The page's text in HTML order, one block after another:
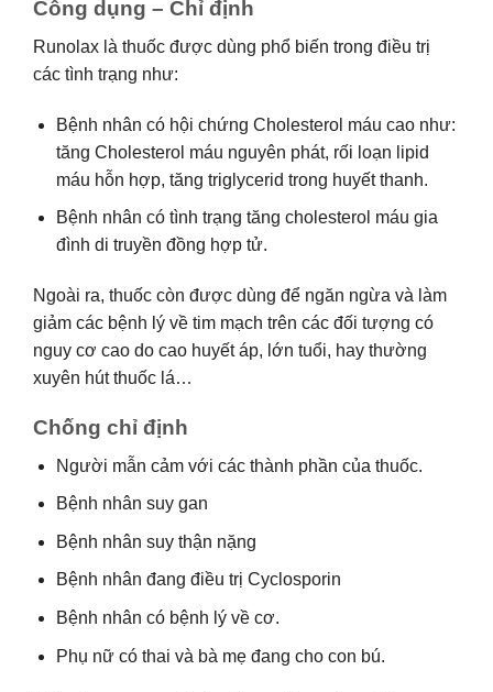
Công dụng – Chỉ định
Runolax là thuốc được dùng phổ biến trong điều trị
các tình trạng như:
Bệnh nhân có hội chứng Cholesterol máu cao như:
tăng Cholesterol máu nguyên phát, rối loạn lipid
máu hỗn hợp, tăng triglycerid trong huyết thanh.
Bệnh nhân có tình trạng tăng cholesterol máu gia
đình di truyền đồng hợp tử.
Ngoài ra, thuốc còn được dùng để ngăn ngừa và làm
giảm các bệnh lý về tim mạch trên các đối tượng có
nguy cơ cao do cao huyết áp, lớn tuổi, hay thường
xuyên hút thuốc lá…
Chống chỉ định
Người mẫn cảm với các thành phần của thuốc.
Bệnh nhân suy gan
Bệnh nhân suy thận nặng
Bệnh nhân đang điều trị Cyclosporin
Bệnh nhân có bệnh lý về cơ.
Phụ nữ có thai và bà mẹ đang cho con bú.